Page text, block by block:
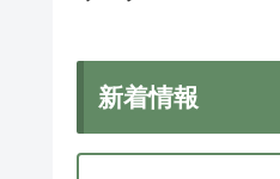
新着情報